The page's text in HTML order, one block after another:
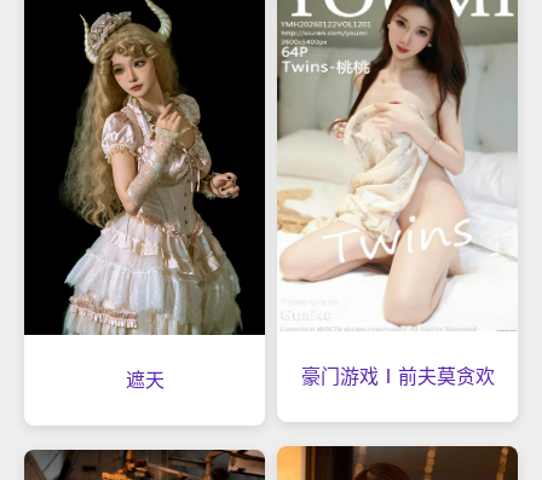
遮天 豪门游戏Ⅰ前夫莫贪欢